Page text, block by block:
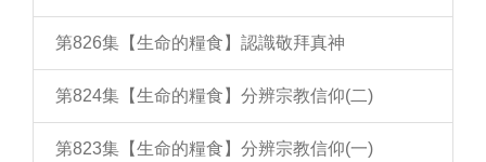
第826集【生命的糧食】認識敬拜真神
第824集【生命的糧食】分辨宗教信仰(二)
第823集【生命的糧食】分辨宗教信仰(一)